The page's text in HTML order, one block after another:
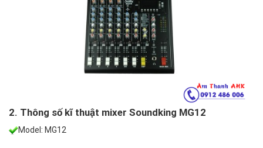
2. Thông số kĩ thuật mixer Soundking MG12
Model: MG12